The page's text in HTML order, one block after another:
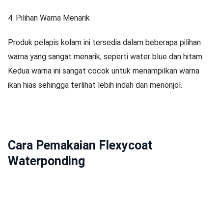
4. Pilihan Warna Menarik
Produk pelapis kolam ini tersedia dalam beberapa pilihan
warna yang sangat menarik, seperti water blue dan hitam.
Kedua warna ini sangat cocok untuk menampilkan warna
ikan hias sehingga terlihat lebih indah dan menonjol.
Cara Pemakaian Flexycoat
Waterponding